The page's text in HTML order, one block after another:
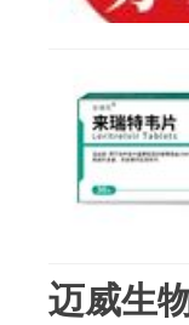
迈威生